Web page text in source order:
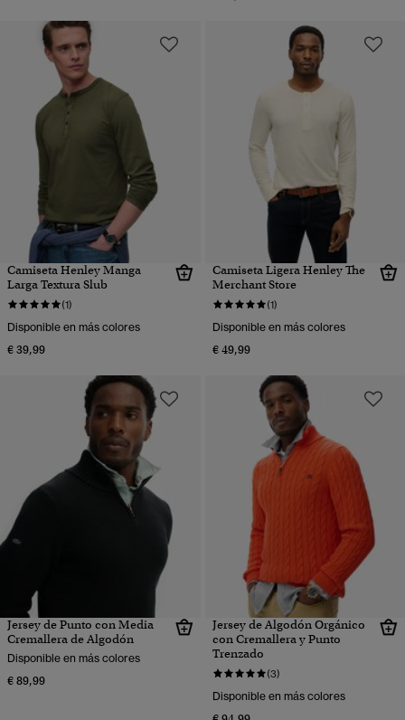
Camiseta Henley Manga
Larga Textura Slub
(1)
Disponible en más colores
€ 39,99
Camiseta Ligera Henley The
Merchant Store
(1)
Disponible en más colores
€ 49,99
Jersey de Punto con Media
Cremallera de Algodón
Disponible en más colores
€ 89,99
Jersey de Algodón Orgánico
con Cremallera y Punto
Trenzado
(3)
Disponible en más colores